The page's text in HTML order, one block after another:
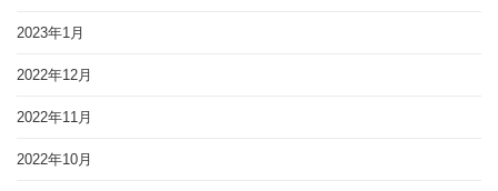
2023年1月
2022年12月
2022年11月
2022年10月